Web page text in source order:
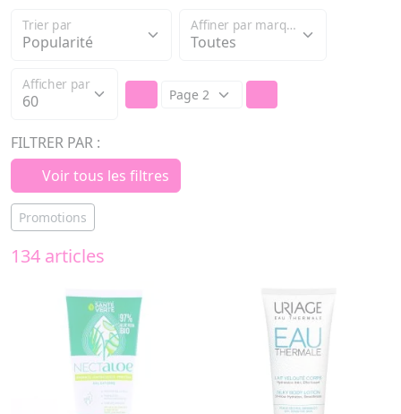
Trier par Affiner par marque
Afficher par
FILTRER PAR :
Voir tous les filtres
Promotions
134 articles